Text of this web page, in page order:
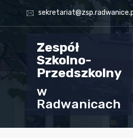
Zespół
Szkolno-
Przedszkolny
w
Radwanicach